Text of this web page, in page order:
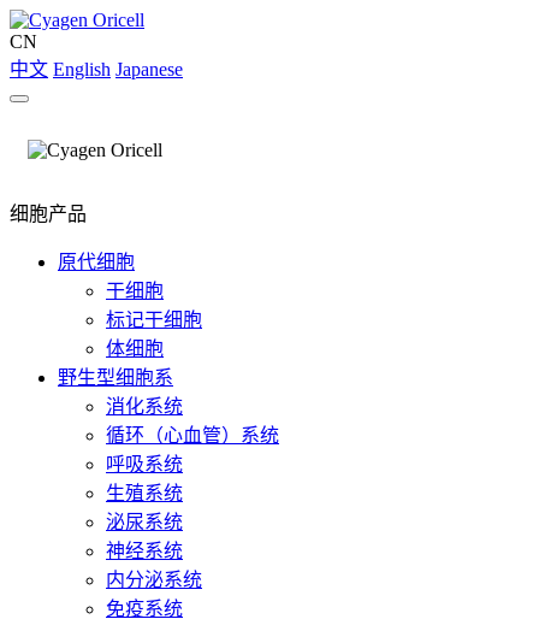
CN
中文 English Japanese
细胞产品
原代细胞
干细胞
标记干细胞
体细胞
野生型细胞系
消化系统
循环（心血管）系统
呼吸系统
生殖系统
泌尿系统
神经系统
内分泌系统
免疫系统